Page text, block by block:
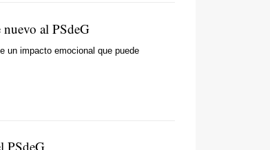
al PSdeG
un impacto emocional que puede
PSdeG